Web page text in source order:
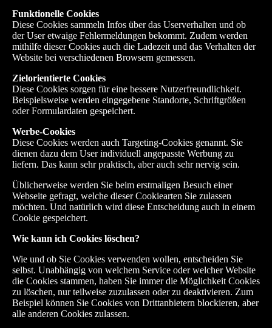
Funktionelle Cookies
Diese Cookies sammeln Infos über das Userverhalten und ob
der User etwaige Fehlermeldungen bekommt. Zudem werden
mithilfe dieser Cookies auch die Ladezeit und das Verhalten der
Website bei verschiedenen Browsern gemessen.
Zielorientierte Cookies
Diese Cookies sorgen für eine bessere Nutzerfreundlichkeit.
Beispielsweise werden eingegebene Standorte, Schriftgrößen
oder Formulardaten gespeichert.
Werbe-Cookies
Diese Cookies werden auch Targeting-Cookies genannt. Sie
dienen dazu dem User individuell angepasste Werbung zu
liefern. Das kann sehr praktisch, aber auch sehr nervig sein.
Üblicherweise werden Sie beim erstmaligen Besuch einer
Webseite gefragt, welche dieser Cookiearten Sie zulassen
möchten. Und natürlich wird diese Entscheidung auch in einem
Cookie gespeichert.
Wie kann ich Cookies löschen?
Wie und ob Sie Cookies verwenden wollen, entscheiden Sie
selbst. Unabhängig von welchem Service oder welcher Website
die Cookies stammen, haben Sie immer die Möglichkeit Cookies
zu löschen, nur teilweise zuzulassen oder zu deaktivieren. Zum
Beispiel können Sie Cookies von Drittanbietern blockieren, aber
alle anderen Cookies zulassen.